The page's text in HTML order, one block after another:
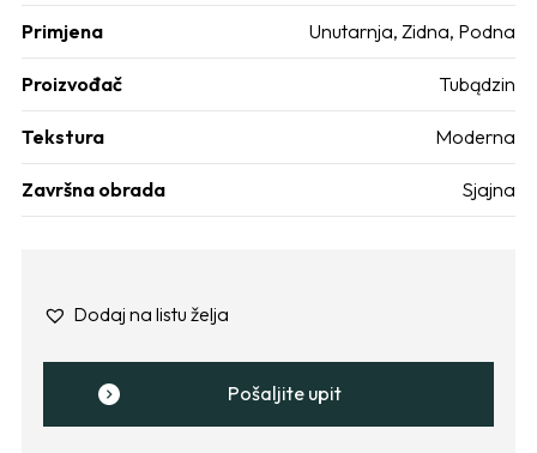
Primjena Unutarnja, Zidna, Podna
Proizvođač Tubądzin
Tekstura Moderna
Završna obrada Sjajna
Dodaj na listu želja
Pošaljite upit